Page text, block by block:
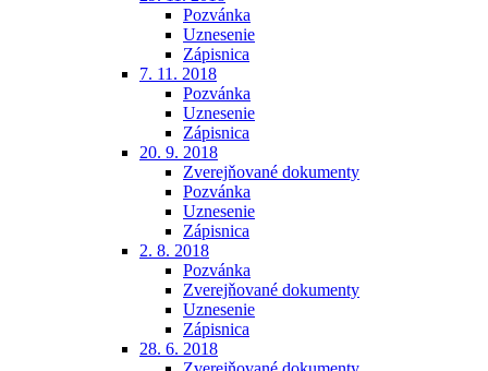
Pozvánka
Uznesenie
Zápisnica
7. 11. 2018
Pozvánka
Uznesenie
Zápisnica
20. 9. 2018
Zverejňované dokumenty
Pozvánka
Uznesenie
Zápisnica
2. 8. 2018
Pozvánka
Zverejňované dokumenty
Uznesenie
Zápisnica
28. 6. 2018